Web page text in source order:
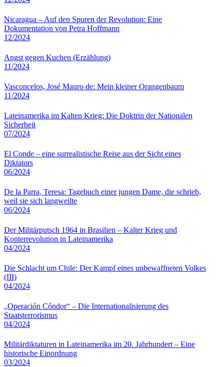
Nicaragua – Auf den Spuren der Revolution: Eine
Dokumentation von Petra Hoffmann
12/2024
Angst gegen Kuchen (Erzählung)
11/2024
Vasconcelos, José Mauro de: Mein kleiner Orangenbaum
11/2024
Lateinamerika im Kalten Krieg: Die Doktrin der Nationalen
Sicherheit
07/2024
El Conde – eine surrealistische Reise aus der Sicht eines
Diktators
06/2024
De la Parra, Teresa: Tagebuch einer jungen Dame, die schrieb,
weil sie sich langweilte
06/2024
Der Militärputsch 1964 in Brasilien – Kalter Krieg und
Konterrevolution in Lateinamerika
04/2024
Die Schlacht um Chile: Der Kampf eines unbewaffneten Volkes
(III)
04/2024
„Operación Cóndor“ – Die Internationalisierung des
Staatsterrorismus
04/2024
Militärdiktaturen in Lateinamerika im 20. Jahrhundert – Eine
historische Einordnung
03/2024